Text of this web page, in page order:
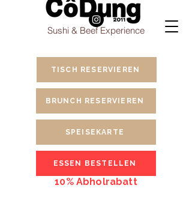
Sushi & Beef Experience
TISCH RESERVIEREN
BRUNCH RESERVIEREN
SPEISEKARTE
ESSEN BESTELLEN
10% Abholrabatt